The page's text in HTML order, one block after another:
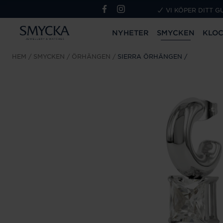
VI KÖPER DITT
NYHETER SMYCKEN
HEM SMYCKEN ÖRHÄNGEN SIERRA ÖRHÄNGEN